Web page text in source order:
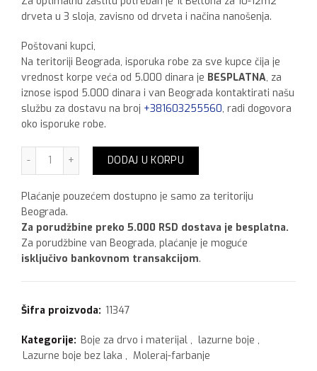
drveta u 3 sloja, zavisno od drveta i načina nanošenja.
Poštovani kupci,
Na teritoriji Beograda, isporuka robe za sve kupce čija je
vrednost korpe veća od 5.000 dinara je BESPLATNA, za
iznose ispod 5.000 dinara i van Beograda kontaktirati našu
službu za dostavu na broj +381603255560, radi dogovora
oko isporuke robe.
Belinka Belton lazurni premaz bez laka staro drvo,750
DODAJ U KORPU
Plaćanje pouzećem dostupno je samo za teritoriju
Beograda.
Za porudžbine preko 5.000 RSD dostava je besplatna.
Za porudžbine van Beograda, plaćanje je moguće
isključivo bankovnom transakcijom.
Šifra proizvoda: 11347
Kategorije: Boje za drvo i materijal , lazurne boje ,
Lazurne boje bez laka , Moleraj-farbanje